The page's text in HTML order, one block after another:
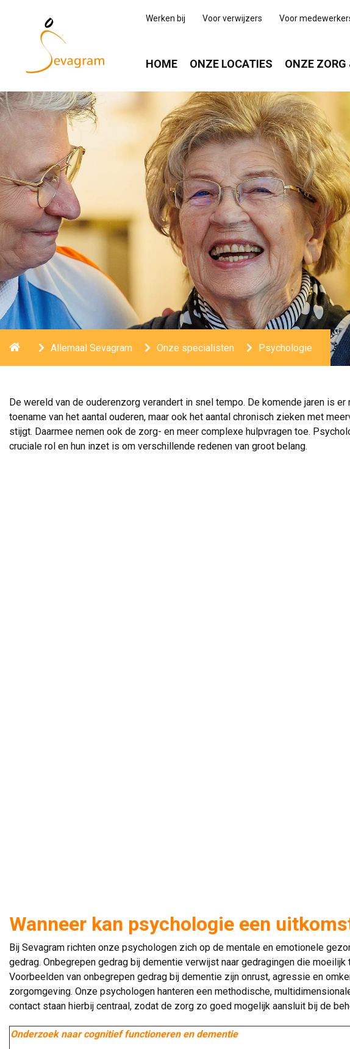
Werken bij Voor verwijzers Voor
HOME ONZE LOCATIES ONZE ZORG
Home Allemaal Sevagram Onze specialisten Psychologie
De wereld van de ouderenzorg verandert in snel tempo. De komende jaren is er
toename van het aantal ouderen, maar ook het aantal chronisch zieken met
stijgt. Daarmee nemen ook de zorg- en meer complexe hulpvragen toe.
cruciale rol en hun inzet is om verschillende redenen van groot belang.
Wanneer kan psychologie een
Bij Sevagram richten onze psychologen zich op de mentale en emotionele
gedrag. Onbegrepen gedrag bij dementie verwijst naar gedragingen die
Voorbeelden van onbegrepen gedrag bij dementie zijn onrust, agressie en
zorgomgeving. Onze psychologen hanteren een methodische,
contact staan hierbij centraal, zodat de zorg zo goed mogelijk aansluit bij de
Onderzoek naar cognitief functioneren en dementie